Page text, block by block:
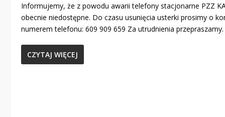
Informujemy, że z powodu awarii telefony stacjonarne PZZ
obecnie niedostępne. Do czasu usunięcia usterki prosimy o
numerem telefonu: 609 909 659 Za utrudnienia przepraszamy.
CZYTAJ WIĘCEJ